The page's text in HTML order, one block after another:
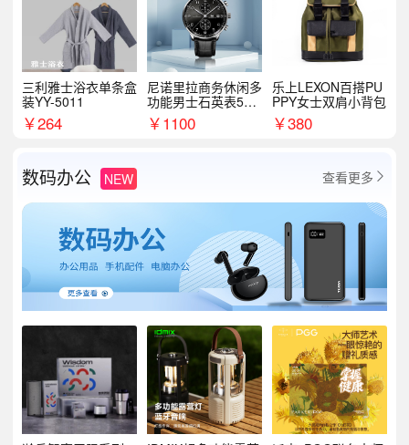
三利雅士浴衣单条盒
装YY-5011
￥264
尼诺里拉商务休闲多
功能男士石英表510
05
￥1100
乐上LEXON百搭PU
PPY女士双肩小背包
￥380
数码办公 NEW 查看更多 